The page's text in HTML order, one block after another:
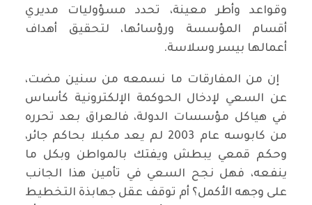
وقواعد وأطر معينة، تحدد مسؤوليات مديري
أقسام المؤسسة ورؤسائها، لتحقيق أهداف
أعمالها بيسر وسلاسة.
إن من المفارقات ما نسمعه من سنين مضت،
عن السعي لإدخال الحوكمة الإلكترونية كأساس
في هياكل مؤسسات الدولة، فالعراق بعد تحرره
من كابوسه عام 2003 لم يعد مكبلا بحاكم جائر،
وحكم قمعي يبطش ويفتك بالمواطن وبكل ما
ينفعه، فهل نجح السعي في تأمين هذا الجانب
على وجهه الأكمل؟ أم توقف عقل جهابذة التخطيط